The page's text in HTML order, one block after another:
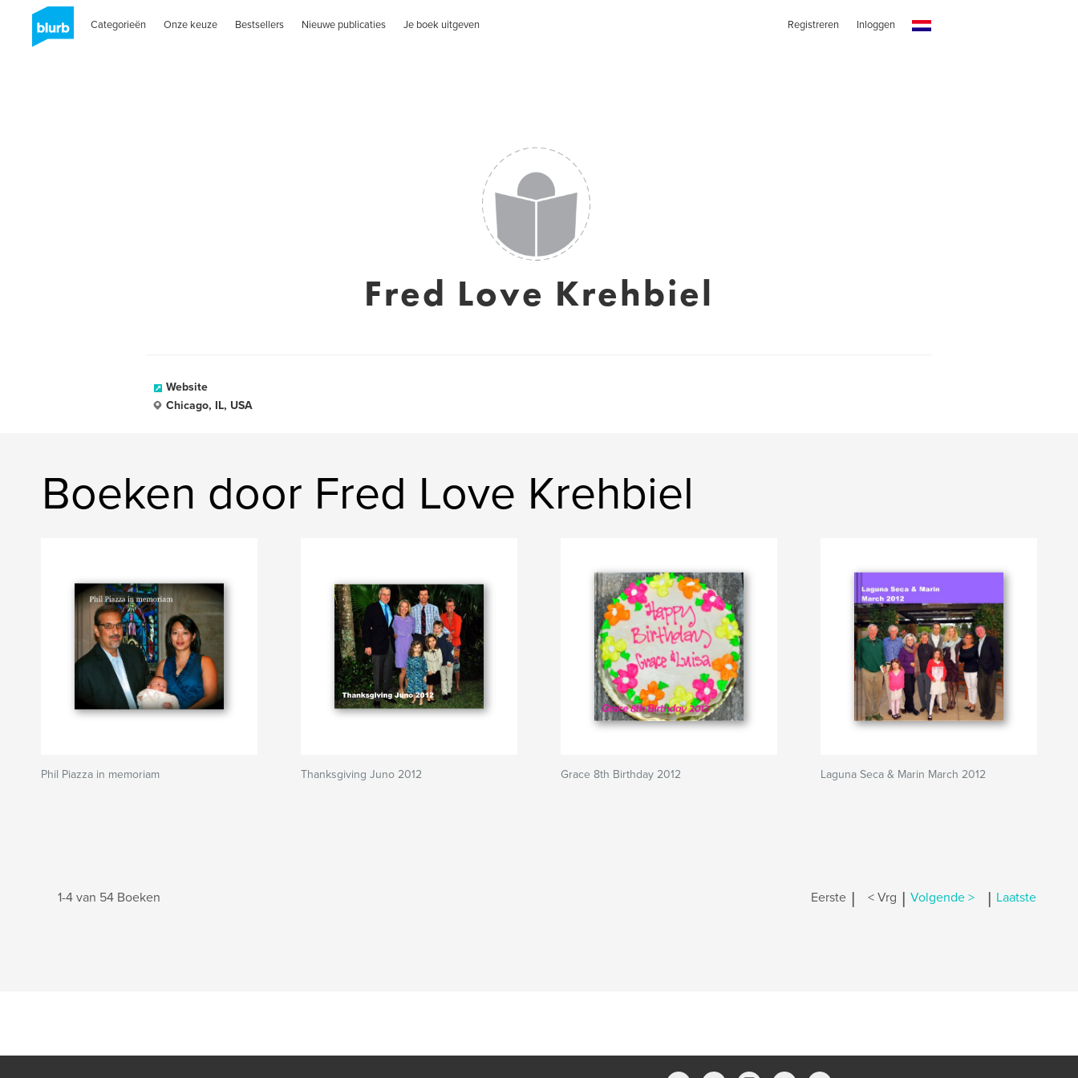
Categorieën Onze keuze Bestsellers Nieuwe publicaties Je boek uitgeven Registreren Inloggen
Fred Love Krehbiel
Website
Chicago, IL, USA
Boeken door Fred Love Krehbiel
Phil Piazza in memoriam Thanksgiving Juno 2012 Grace 8th Birthday 2012 Laguna Seca & Marin March 2012
1-4 van 54 Boeken Eerste | < Vrg | Volgende > | Laatste